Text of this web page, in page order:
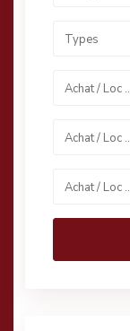
Types
Achat / Loc
Achat / Loc
Achat / Loc